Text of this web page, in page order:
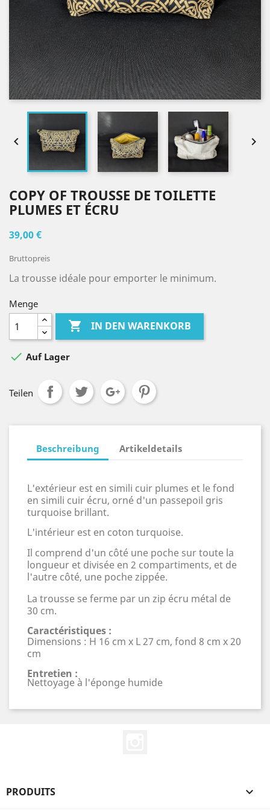
 
COPY OF TROUSSE DE TOILETTE
PLUMES ET ÉCRU
39,00 €
Bruttopreis
La trousse idéale pour emporter le minimum.
Menge
 IN DEN WARENKORB
 Auf Lager
Teilen
Beschreibung Artikeldetails
L'extérieur est en simili cuir plumes et le fond
en simili cuir écru, orné d'un passepoil gris
turquoise brillant.
L'intérieur est en coton turquoise.
Il comprend d'un côté une poche sur toute la
longueur et divisée en 2 compartiments, et de
l'autre côté, une poche zippée.
La trousse se ferme par un zip écru métal de
30 cm.
Caractéristiques :
Dimensions : H 16 cm x L 27 cm, fond 8 cm x 20
cm
Entretien :
Nettoyage à l'éponge humide
PRODUITS 